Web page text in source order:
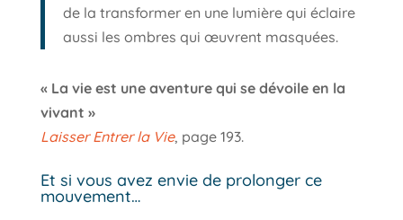
de la transformer en une lumière qui éclaire
aussi les ombres qui œuvrent masquées.
« La vie est une aventure qui se dévoile en la
vivant »
Laisser Entrer la Vie, page 193.
Et si vous avez envie de prolonger ce
mouvement…